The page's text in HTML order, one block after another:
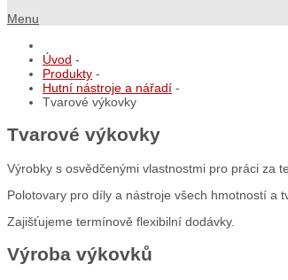
Menu
Úvod -
Produkty -
Hutní nástroje a nářadí -
Tvarové výkovky
Tvarové výkovky
Výrobky s osvědčenými vlastnostmi pro práci za
Polotovary pro díly a nástroje všech hmotností a
Zajišťujeme termínově flexibilní dodávky.
Výroba výkovků